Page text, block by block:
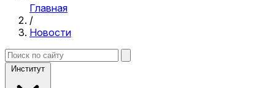
Главная
/
Новости
Институт